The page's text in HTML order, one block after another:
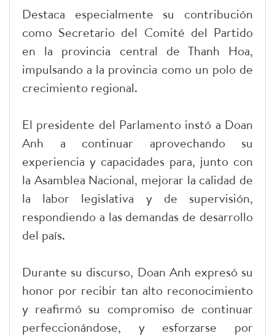
Destaca especialmente su contribución
como Secretario del Comité del Partido
en la provincia central de Thanh Hoa,
impulsando a la provincia como un polo de
crecimiento regional.
El presidente del Parlamento instó a Doan
Anh a continuar aprovechando su
experiencia y capacidades para, junto con
la Asamblea Nacional, mejorar la calidad de
la labor legislativa y de supervisión,
respondiendo a las demandas de desarrollo
del país.
Durante su discurso, Doan Anh expresó su
honor por recibir tan alto reconocimiento
y reafirmó su compromiso de continuar
perfeccionándose, y esforzarse por